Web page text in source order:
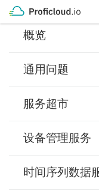
Skip
content
概览
通用问题
服务超市
设备管理服务
时间序列数据